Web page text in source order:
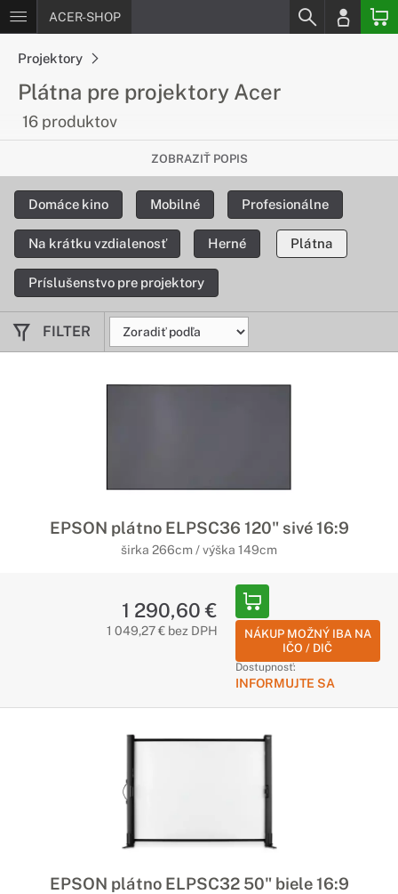
ACER-SHOP
Projektory
Plátna pre projektory Acer
16 produktov
Kvalitné plátna k projektorom
Doprajte si plátno podľa vašich predstáv k projektorom
značky Acer.
ZOBRAZIŤ POPIS
Domáce kino Mobilné Profesionálne
Na krátku vzdialenosť Herné Plátna
Príslušenstvo pre projektory
FILTER
EPSON plátno ELPSC36 120" sivé 16:9
širka 266cm / výška 149cm
1 290,60 €
1 049,27 € bez DPH
NÁKUP MOŽNÝ IBA NA
IČO / DIČ
Dostupnosť:
INFORMUJTE SA
EPSON plátno ELPSC32 50" biele 16:9